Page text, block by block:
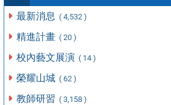
最新消息 ( 4,532 )
精進計畫 ( 20 )
校內藝文展演 ( 14 )
榮耀山城 ( 62 )
教師研習 ( 3,158 )